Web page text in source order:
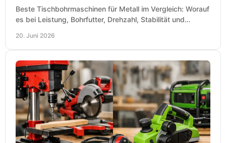
Beste Tischbohrmaschinen für Metall im Vergleich: Worauf
es bei Leistung, Bohrfutter, Drehzahl, Stabilität und
20. Juni 2026